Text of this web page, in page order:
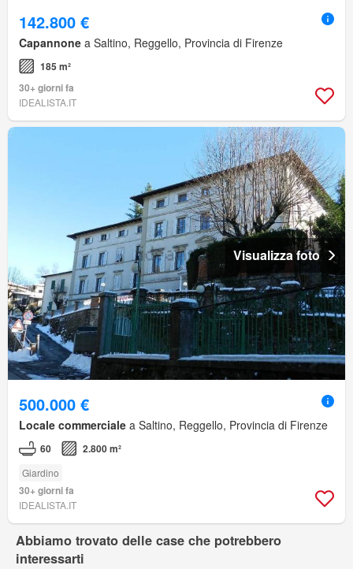
142.800 €
Capannone a Saltino, Reggello, Provincia di Firenze
185 m²
30+ giorni fa
IDEALISTA.IT
Visualizza foto
500.000 €
Locale commerciale a Saltino, Reggello, Provincia di Firenze
60 2.800 m²
Giardino
30+ giorni fa
IDEALISTA.IT
Abbiamo trovato delle case che potrebbero
interessarti